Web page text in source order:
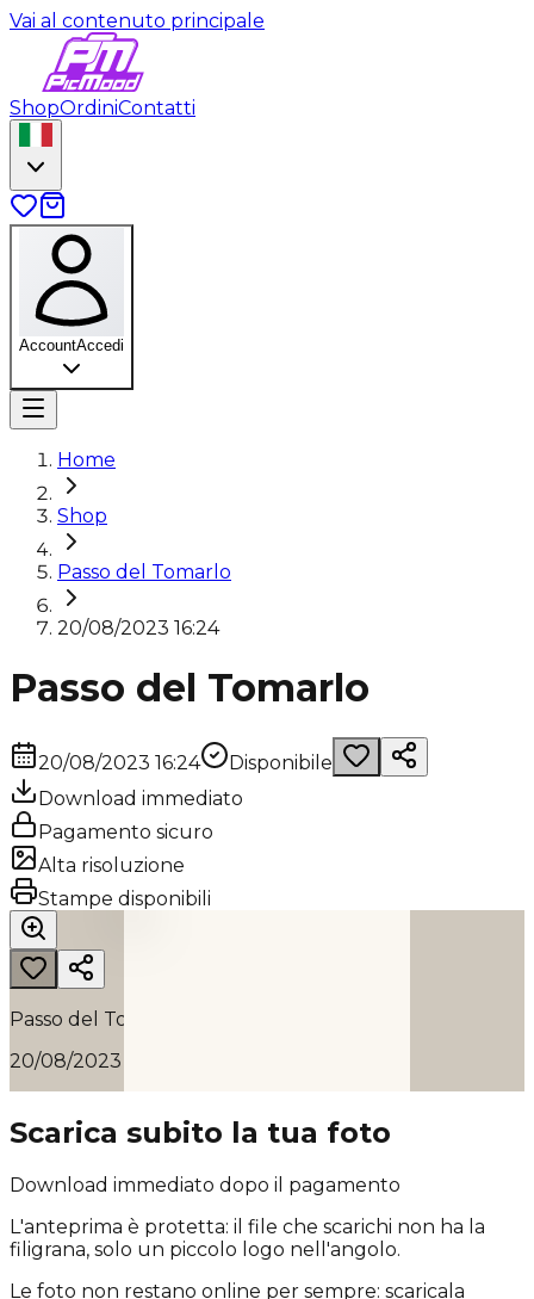
Vai al contenuto principale
ShopOrdiniContatti
AccountAccedi
Home
Shop
Passo del Tomarlo
20/08/2023 16:24
Passo del Tomarlo
20/08/2023 16:24
Disponibile
Download immediato
Pagamento sicuro
Alta risoluzione
Stampe disponibili
Passo del Tomarlo
20/08/2023 16:24
Scarica subito la tua foto
Download immediato dopo il pagamento
L'anteprima è protetta: il file che scarichi non ha la
filigrana, solo un piccolo logo nell'angolo.
Le foto non restano online per sempre: scaricala